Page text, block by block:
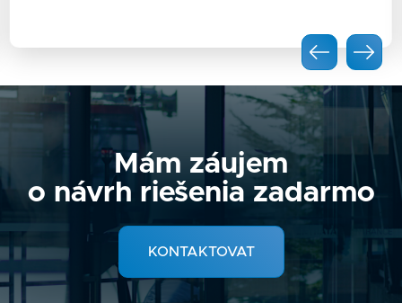
Mám záujem
o návrh riešenia zadarmo
KONTAKTOVAT